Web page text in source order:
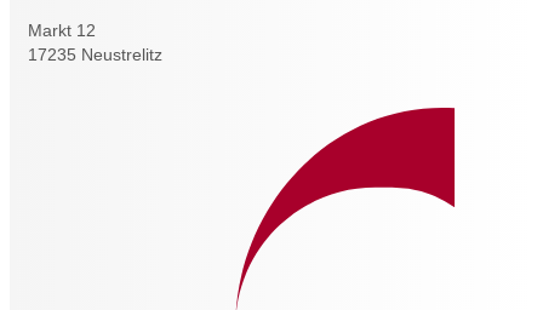
Markt 12
17235 Neustrelitz